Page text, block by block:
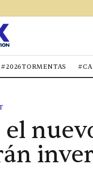
#2026TORMENTAS
el